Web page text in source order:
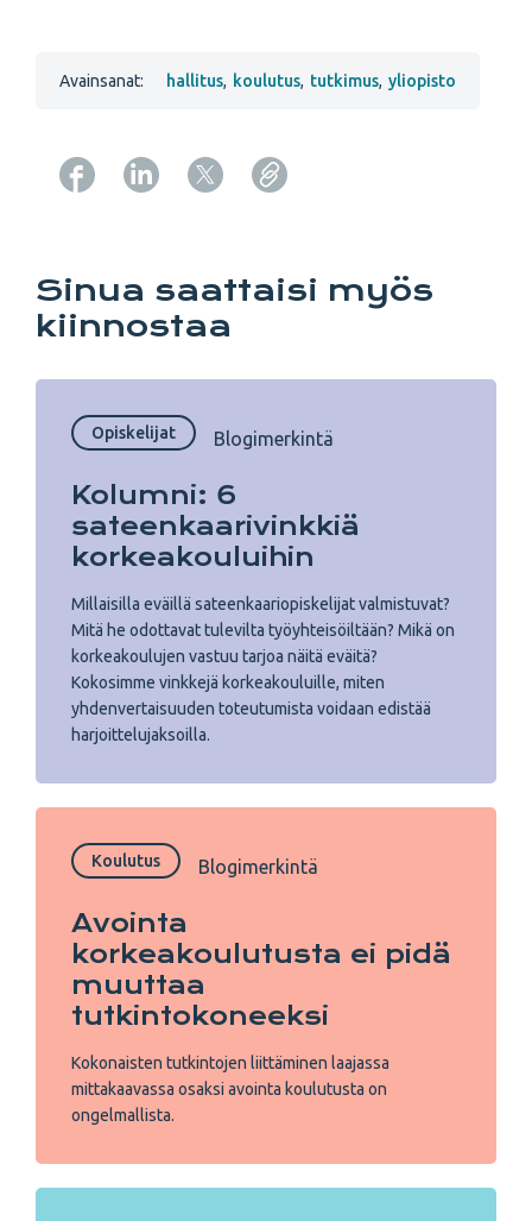
Avainsanat: hallitus, koulutus, tutkimus, yliopisto
Sinua saattaisi myös
kiinnostaa
Opiskelijat Blogimerkintä
Kolumni: 6
sateenkaarivinkkiä
korkeakouluihin
Millaisilla eväillä sateenkaariopiskelijat valmistuvat?
Mitä he odottavat tulevilta työyhteisöiltään? Mikä on
korkeakoulujen vastuu tarjoa näitä eväitä?
Kokosimme vinkkejä korkeakouluille, miten
yhdenvertaisuuden toteutumista voidaan edistää
harjoittelujaksoilla.
Koulutus Blogimerkintä
Avointa
korkeakoulutusta ei pidä
muuttaa
tutkintokoneeksi
Kokonaisten tutkintojen liittäminen laajassa
mittakaavassa osaksi avointa koulutusta on
ongelmallista.